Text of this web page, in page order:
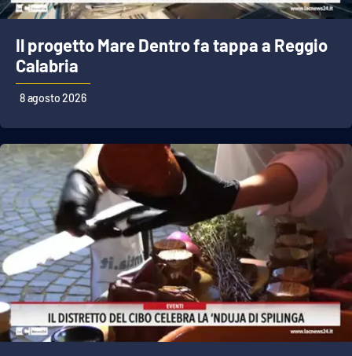
EDIZIONI
LOCALI
Catanzaro
Vibo Valentia
Reggio Calabria
Cosenza
Lamezia Terme
Il progetto Mare Dentro fa tappa a Reggio
Calabria
8 agosto 2026